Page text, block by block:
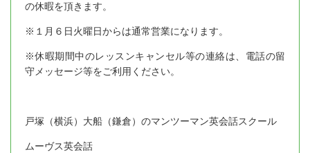
の休暇を頂きます。
※１月６日火曜日からは通常営業になります。
※休暇期間中のレッスンキャンセル等の連絡は、電話の留
守メッセージ等をご利用ください。
戸塚（横浜）大船（鎌倉）のマンツーマン英会話スクール
ムーヴス英会話